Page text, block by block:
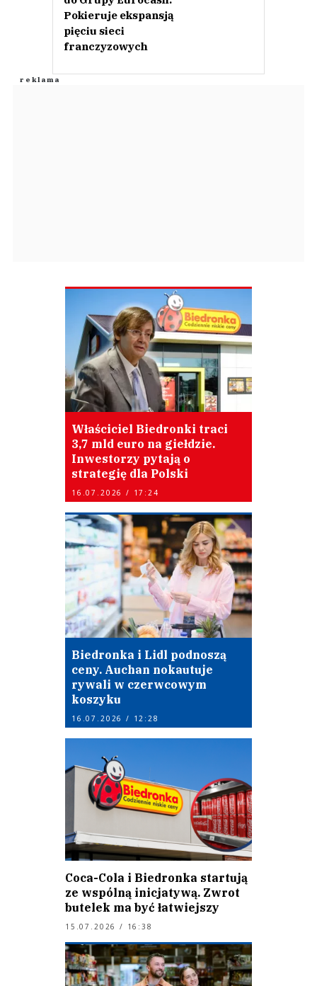
Pokieruje ekspansją
pięciu sieci
franczyzowych
Właściciel Biedronki traci
3,7 mld euro na giełdzie.
Inwestorzy pytają o
strategię dla Polski
16.07.2026 / 17:24
Biedronka i Lidl podnoszą
ceny. Auchan nokautuje
rywali w czerwcowym
koszyku
16.07.2026 / 12:28
Coca-Cola i Biedronka startują
ze wspólną inicjatywą. Zwrot
butelek ma być łatwiejszy
15.07.2026 / 16:38